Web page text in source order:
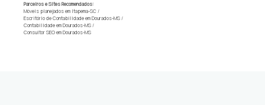
Parceiros e Sites Recomendados:
Móveis planejados em Itapema-SC /
Escritório de Contabilidade em Dourados-MS /
Contabilidade em Dourados-MS /
Consultor SEO em Dourados-MS